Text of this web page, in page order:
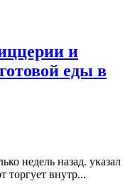
и
еды в
недель назад. указал
торгует внутр...